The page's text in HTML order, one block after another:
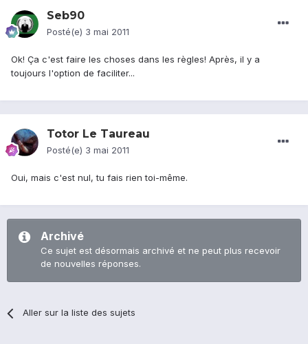
Seb90
Posté(e) 3 mai 2011
Ok! Ça c'est faire les choses dans les règles! Après, il y a
toujours l'option de faciliter...
Totor Le Taureau
Posté(e) 3 mai 2011
Oui, mais c'est nul, tu fais rien toi-même.
Archivé
Ce sujet est désormais archivé et ne peut plus recevoir
de nouvelles réponses.
Aller sur la liste des sujets